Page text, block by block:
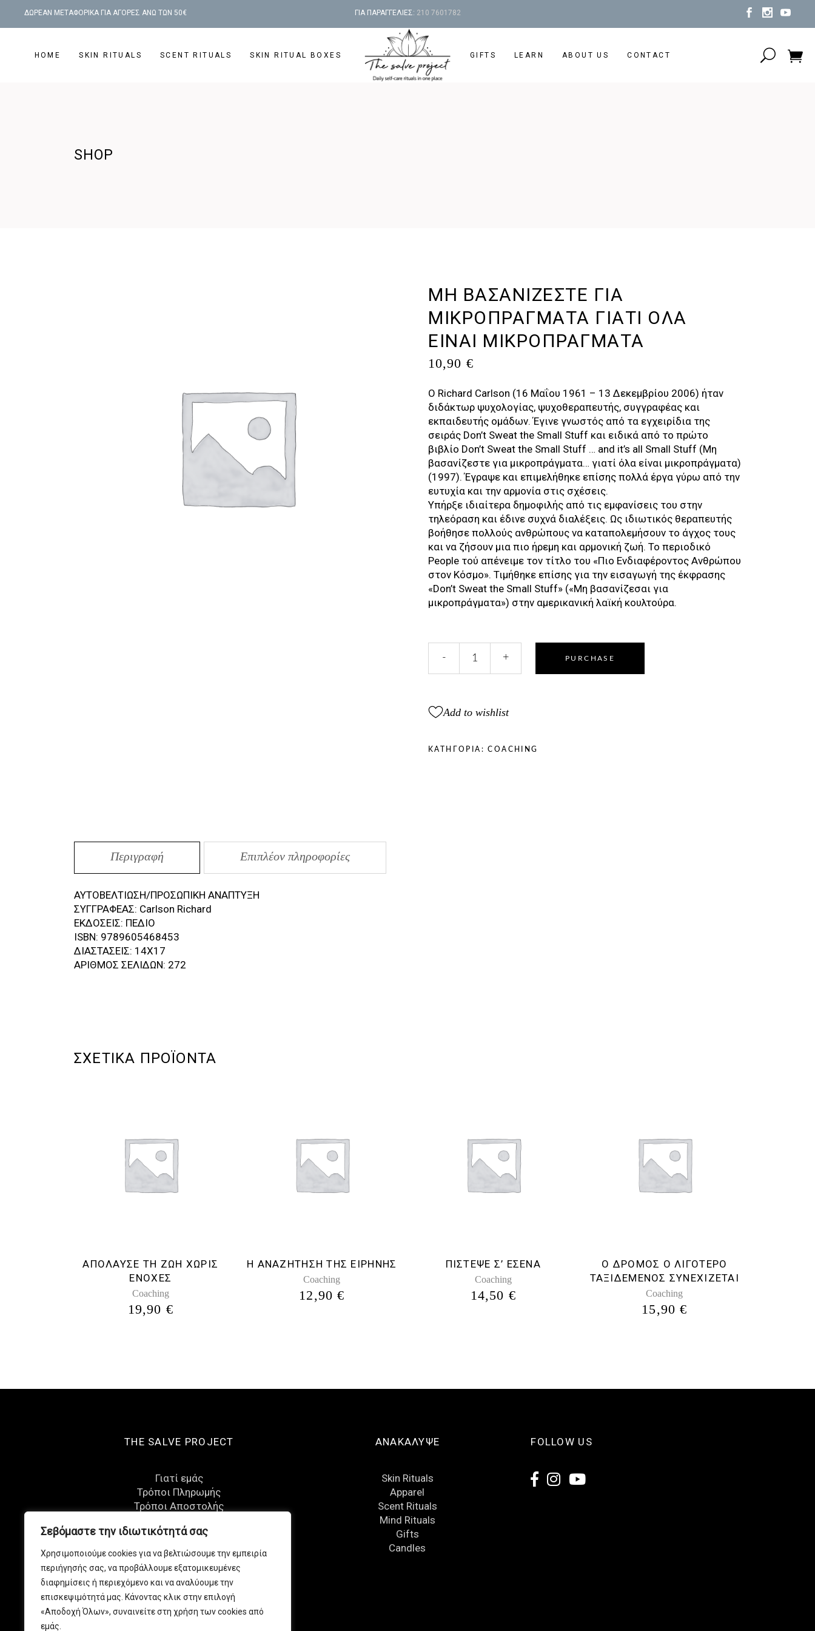
Σεβόμαστε την ιδιωτικότητά σας
Χρησιμοποιούμε cookies για να βελτιώσουμε την εμπειρία
περιήγησής σας, να προβάλλουμε εξατομικευμένες
διαφημίσεις ή περιεχόμενο και να αναλύουμε την
επισκεψιμότητά μας. Κάνοντας κλικ στην επιλογή
«Αποδοχή Όλων», συναινείτε στη χρήση των cookies από
εμάς.
ΔΩΡΕΑΝ ΜΕΤΑΦΟΡΙΚΑ ΓΙΑ ΑΓΟΡΕΣ ΑΝΩ ΤΩΝ 50€ ΓΙΑ ΠΑΡΑΓΓΕΛΙΕΣ: 210 7601782
HOME SKIN RITUALS SCENT RITUALS SKIN RITUAL BOXES GIFTS LEARN ABOUT US CONTACT
SHOP
ΜΗ ΒΑΣΑΝΙΖΕΣΤΕ ΓΙΑ
ΜΙΚΡΟΠΡΑΓΜΑΤΑ ΓΙΑΤΙ ΟΛΑ
ΕΙΝΑΙ ΜΙΚΡΟΠΡΑΓΜΑΤΑ
10,90 €
Ο Richard Carlson (16 Μαΐου 1961 – 13 Δεκεμβρίου 2006) ήταν
διδάκτωρ ψυχολογίας, ψυχοθεραπευτής, συγγραφέας και
εκπαιδευτής ομάδων. Έγινε γνωστός από τα εγχειρίδια της
σειράς Don’t Sweat the Small Stuff και ειδικά από το πρώτο
βιβλίο Don’t Sweat the Small Stuff … and it’s all Small Stuff (Μη
βασανίζεστε για μικροπράγματα… γιατί όλα είναι μικροπράγματα)
(1997). Έγραψε και επιμελήθηκε επίσης πολλά έργα γύρω από την
ευτυχία και την αρμονία στις σχέσεις.
Υπήρξε ιδιαίτερα δημοφιλής από τις εμφανίσεις του στην
τηλεόραση και έδινε συχνά διαλέξεις. Ως ιδιωτικός θεραπευτής
βοήθησε πολλούς ανθρώπους να καταπολεμήσουν το άγχος τους
και να ζήσουν μια πιο ήρεμη και αρμονική ζωή. Το περιοδικό
People τού απένειμε τον τίτλο του «Πιο Ενδιαφέροντος Ανθρώπου
στον Κόσμο». Τιμήθηκε επίσης για την εισαγωγή της έκφρασης
«Don’t Sweat the Small Stuff» («Μη βασανίζεσαι για
μικροπράγματα») στην αμερικανική λαϊκή κουλτούρα.
ΒΑΣΑΝΙΖΕΣΤΕ
ΓΙΑ
ΓΙΑΤΙ
ΟΛΑ
ΜΙΚΡΟΠΡΑΓΜΑΤΑ
- + PURCHASE
Add to wishlist
ΚΑΤΗΓΟΡΊΑ:COACHING
Περιγραφή Επιπλέον πληροφορίες
ΑΥΤΟΒΕΛΤΙΩΣΗ/ΠΡΟΣΩΠΙΚΗ ΑΝΑΠΤΥΞΗ
ΣΥΓΓΡΑΦΕΑΣ: Carlson Richard
ΕΚΔΟΣΕΙΣ: ΠΕΔΙΟ
ISBN: 9789605468453
ΔΙΑΣΤΑΣΕΙΣ: 14Χ17
ΑΡΙΘΜΟΣ ΣΕΛΙΔΩΝ: 272
ΣΧΕΤΙΚΆ ΠΡΟΪΌΝΤΑ
ΑΠΟΛΑΥΣΕ ΤΗ ΖΩΗ ΧΩΡΙΣ
ΕΝΟΧΕΣ
Coaching
19,90 €
Η ΑΝΑΖΗΤΗΣΗ ΤΗΣ ΕΙΡΗΝΗΣ
Coaching
12,90 €
ΠΙΣΤΕΨΕ Σ’ ΕΣΕΝΑ
Coaching
14,50 €
Ο ΔΡΟΜΟΣ Ο ΛΙΓΟΤΕΡΟ
ΤΑΞΙΔΕΜΕΝΟΣ ΣΥΝΕΧΙΖΕΤΑΙ
Coaching
15,90 €
THE SALVE PROJECT
Γιατί εμάς
Τρόποι Πληρωμής
Τρόποι Αποστολής
Πολιτική Επιστροφών
Πολιτική Απορρήτου
Eπικοινωνία
ΑΝΑΚΑΛΥΨΕ
Skin Rituals
Apparel
Scent Rituals
Mind Rituals
Gifts
Candles
FOLLOW US